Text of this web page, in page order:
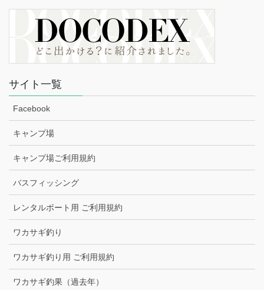
サイト一覧
Facebook
キャンプ場
キャンプ場ご利用規約
バスフィッシング
レンタルボート用 ご利用規約
ワカサギ釣り
ワカサギ釣り用 ご利用規約
ワカサギ釣果（過去年）